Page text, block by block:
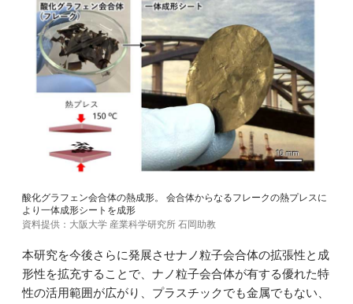
酸化グラフェン会合体の熱成形。 会合体からなるフレークの熱プレスに
より一体成形シートを成形
資料提供：大阪大学 産業科学研究所 石岡助教
本研究を今後さらに発展させナノ粒子会合体の拡張性と成
形性を拡充することで、ナノ粒子会合体が有する優れた特
性の活用範囲が広がり、プラスチックでも金属でもない、